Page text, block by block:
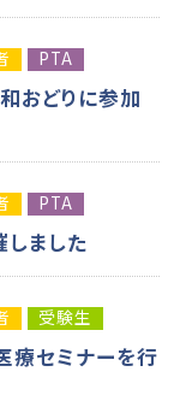
PTA
おどりに参加
PTA
ました
受験生
療セミナーを行